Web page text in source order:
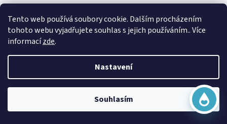
Tento web používá soubory cookie. Dalším procházením
tohoto webu vyjadřujete souhlas s jejich používáním.. Více
informacízde.
Nastavení
Souhlasím
Kontakty
Posouzení nároku na dotaci dešťovka
O nás
Ochrana osobních údajů
Online
Začít konverzaci